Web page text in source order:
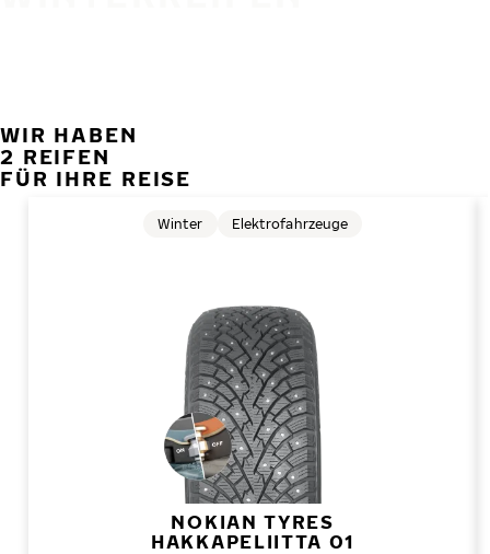
WIR HABEN
2 REIFEN
FÜR IHRE REISE
NOKIAN TYRES
HAKKAPELIITTA 01
Winter Elektrofahrzeuge